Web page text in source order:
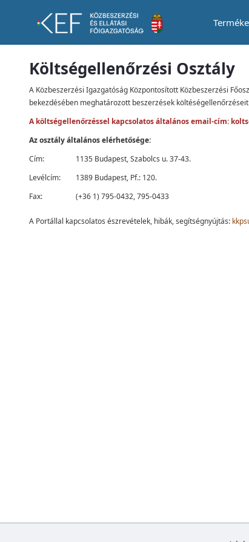
Költségellenőrzési Osztály
A Közbeszerzési Igazgatóság Központosított Közbeszerzési
bekezdésében meghatározott beszerzések
A költségellenőrzéssel kapcsolatos általános email-cím:
Az osztály általános elérhetősége:
Cím:
1135 Budapest, Szabolcs u. 37-43.
Levélcím:
1389 Budapest, Pf.: 120.
Fax:
(+36 1) 795-0432, 795-0433
A Portállal kapcsolatos észrevételek, hibák, segítségnyújtás: